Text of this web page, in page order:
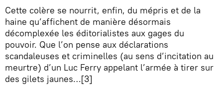
Cette colère se nourrit, enfin, du mépris et de la
haine qu’affichent de manière désormais
décomplexée les éditorialistes aux gages du
pouvoir. Que l’on pense aux déclarations
scandaleuses et criminelles (au sens d’incitation au
meurtre) d’un Luc Ferry appelant l’armée à tirer sur
des gilets jaunes…[3]